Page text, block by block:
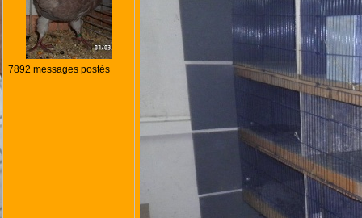
7892 messages postés